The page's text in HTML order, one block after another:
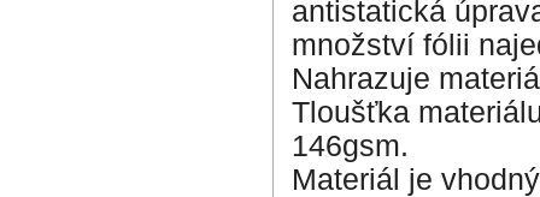
antistatická
množství fólii
Nahrazuje
Tloušťka
146gsm.
Materiál je